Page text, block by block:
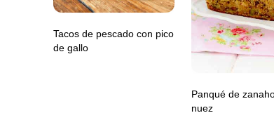
Tacos de pescado con pico
de gallo
Panqué de
nuez